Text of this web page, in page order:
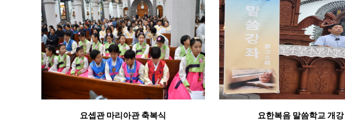
요셉관 마리아관 축복식 요한복음 말씀학교 개강